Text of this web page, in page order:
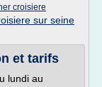
croisiere
sur seine
et tarifs
lundi au